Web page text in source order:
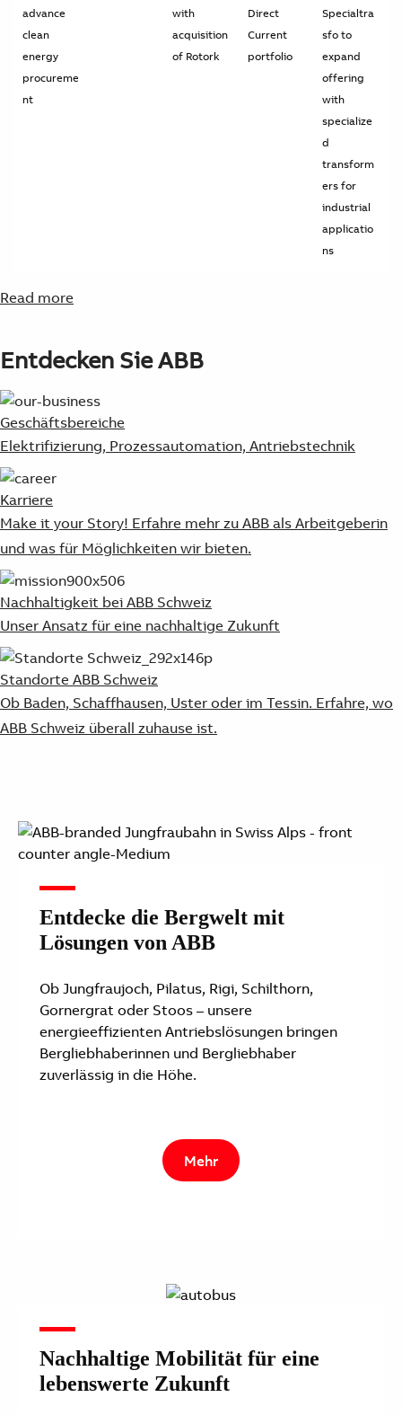
advance
clean
energy
procureme
nt
with
acquisition
of Rotork
Direct
Current
portfolio
Specialtra
sfo to
expand
offering
with
specialize
d
transform
ers for
industrial
applicatio
ns
Read more
Entdecken Sie ABB
Geschäftsbereiche
Elektrifizierung, Prozessautomation, Antriebstechnik
Karriere
Make it your Story! Erfahre mehr zu ABB als Arbeitgeberin
und was für Möglichkeiten wir bieten.
Nachhaltigkeit bei ABB Schweiz
Unser Ansatz für eine nachhaltige Zukunft
Standorte ABB Schweiz
Ob Baden, Schaffhausen, Uster oder im Tessin. Erfahre, wo
ABB Schweiz überall zuhause ist.
Entdecke die Bergwelt mit
Lösungen von ABB
Ob Jungfraujoch, Pilatus, Rigi, Schilthorn,
Gornergrat oder Stoos – unsere
energieeffizienten Antriebslösungen bringen
Bergliebhaberinnen und Bergliebhaber
zuverlässig in die Höhe.
Mehr
Nachhaltige Mobilität für eine
lebenswerte Zukunft